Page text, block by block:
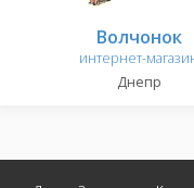
Волчонок
интернет-
Днепр